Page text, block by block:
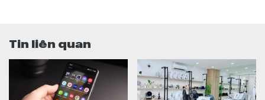
Tin liên quan